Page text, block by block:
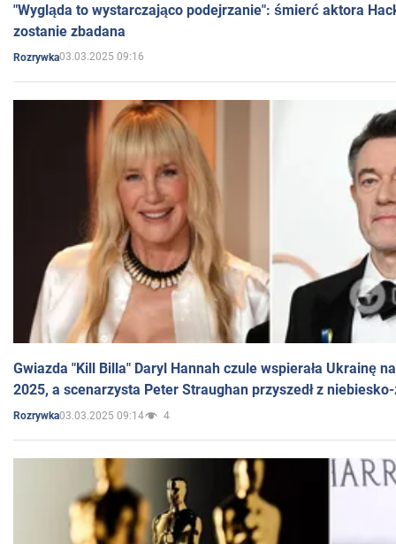
"Wygląda to wystarczająco podejrzanie": śmierć aktora
zostanie zbadana
Rozrywka03.03.2025 09:16
Gwiazda "Kill Billa" Daryl Hannah czule wspierała Ukrainę
2025, a scenarzysta Peter Straughan przyszedł z
Rozrywka03.03.2025 09:14 4